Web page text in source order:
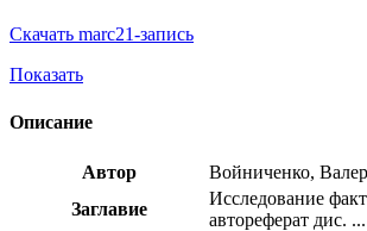
Скачать marc21-запись
Показать
Описание
Автор
Войниченко,
Заглавие
Исследование
автореферат дис.